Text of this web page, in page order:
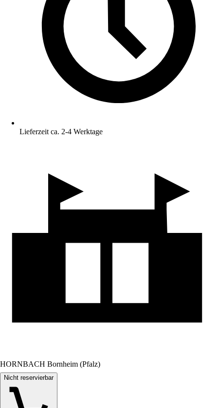
Lieferzeit ca. 2-4 Werktage
HORNBACH Bornheim (Pfalz)
Nicht reservierbar